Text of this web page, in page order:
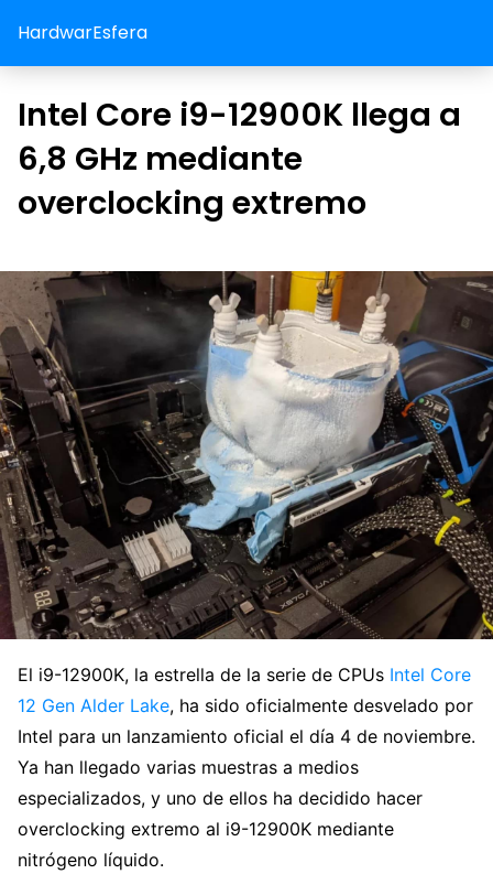
HardwarEsfera
Intel Core i9-12900K llega a
6,8 GHz mediante
overclocking extremo
El i9-12900K, la estrella de la serie de CPUs Intel Core
12 Gen Alder Lake, ha sido oficialmente desvelado por
Intel para un lanzamiento oficial el día 4 de noviembre.
Ya han llegado varias muestras a medios
especializados, y uno de ellos ha decidido hacer
overclocking extremo al i9-12900K mediante
nitrógeno líquido.